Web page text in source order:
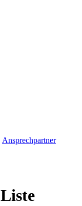
Ansprechpartner